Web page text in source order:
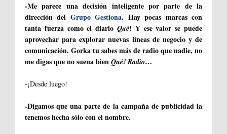
-Me parece una decisión inteligente por parte de la
dirección del Grupo Gestiona. Hay pocas marcas con
tanta fuerza como el diario Qué! Y ese valor se puede
aprovechar para explorar nuevas líneas de negocio y de
comunicación. Gorka tu sabes más de radio que nadie, no
me digas que no suena bien Qué! Radio…
-¡Desde luego!
-Digamos que una parte de la campaña de publicidad la
tenemos hecha sólo con el nombre.